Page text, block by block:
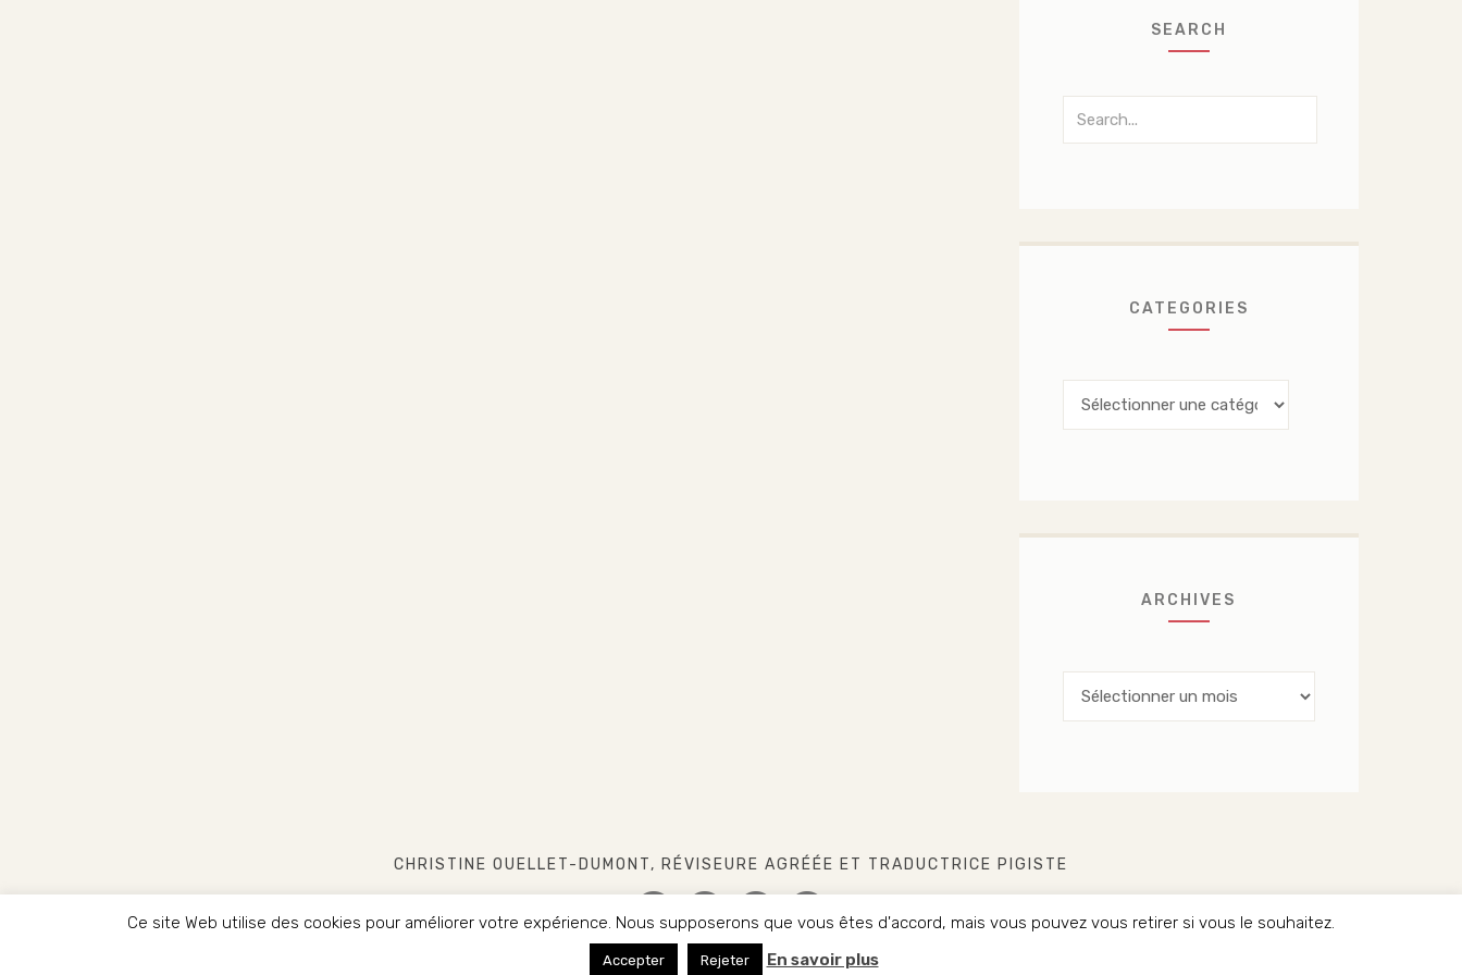
SEARCH
for:
CATEGORIES
ARCHIVES
Archives
CHRISTINE OUELLET-DUMONT, RÉVISEURE AGRÉÉE ET TRADUCTRICE PIGISTE
FACEBOOKINSTAGRAMLINKEDIN
COPYRIGHT 2017-2022. CHRISTINE OUELLET-DUMONT. TOUS DROITS RÉSERVÉS.
Ce site Web utilise des cookies pour améliorer votre expérience. Nous supposerons que vous êtes d'accord, mais vous pouvez vous retirer si vous le souhaitez.
Accepter Rejeter En savoir plus